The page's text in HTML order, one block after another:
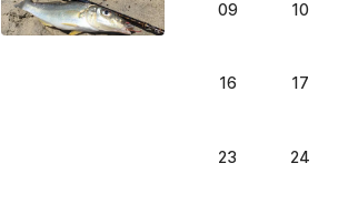
09 10
16 17
23 24